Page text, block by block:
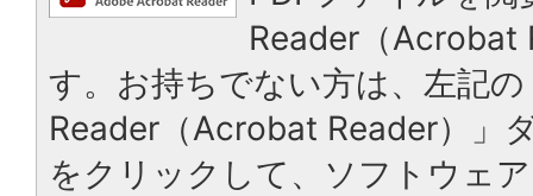
Reader（Acrobat
す。お持ちでない方は、左記
Reader（Acrobat Reader）」
をクリックして、ソフトウェ